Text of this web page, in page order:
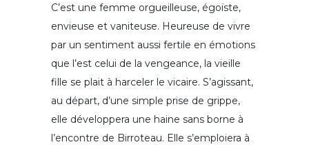
C’est une femme orgueilleuse, égoïste,
envieuse et vaniteuse. Heureuse de vivre
par un sentiment aussi fertile en émotions
que l’est celui de la vengeance, la vieille
fille se plait à harceler le vicaire. S’agissant,
au départ, d’une simple prise de grippe,
elle développera une haine sans borne à
l’encontre de Birroteau. Elle s’emploiera à